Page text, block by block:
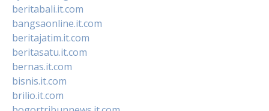
beritabali.it.com
bangsaonline.it.com
beritajatim.it.com
beritasatu.it.com
bernas.it.com
bisnis.it.com
brilio.it.com